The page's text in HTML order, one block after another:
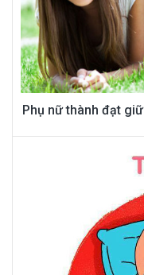
Phụ nữ thành đạt